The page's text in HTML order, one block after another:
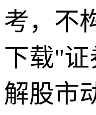
考，不
下载"
解股市